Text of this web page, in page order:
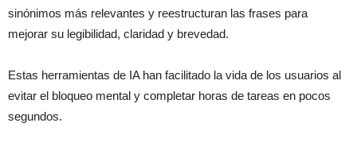
sinónimos más relevantes y reestructuran las frases para
mejorar su legibilidad, claridad y brevedad.
Estas herramientas de IA han facilitado la vida de los usuarios al
evitar el bloqueo mental y completar horas de tareas en pocos
segundos.